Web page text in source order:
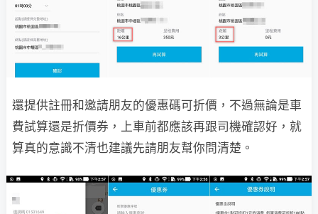
還提供註冊和邀請朋友的優惠碼可折價，不過無論是車
費試算還是折價券，上車前都應該再跟司機確認好，就
算真的意識不清也建議先請朋友幫你問清楚。